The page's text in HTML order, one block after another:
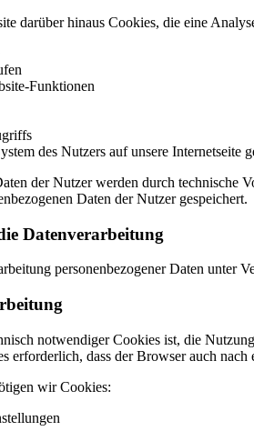
darüber hinaus Cookies, die eine
Funktionen
des Nutzers auf unsere Internetseite
der Nutzer werden durch
Daten der Nutzer gespeichert.
Datenverarbeitung
personenbezogener Daten
notwendiger Cookies ist, die
erforderlich, dass der Browser auch
wir Cookies: